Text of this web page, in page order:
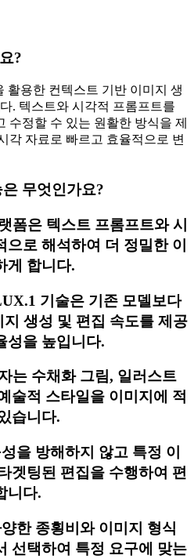
?
활용한 컨텍스트 기반 이미지 생
. 텍스트와 시각적 프롬프트를
수정할 수 있는 원활한 방식을 제
각 자료로 빠르고 효율적으로 변
무엇인가요?
폼은 텍스트 프롬프트와 시
으로 해석하여 더 정밀한 이
게 합니다.
기술은 기존 모델보다
생성 및 편집 속도를 제공
성을 높입니다.
는 수채화 그림, 일러스트
술적 스타일을 이미지에 적
습니다.
을 방해하지 않고 특정 이
겟팅된 편집을 수행하여 편
니다.
한 종횡비와 이미지 형식
선택하여 특정 요구에 맞는